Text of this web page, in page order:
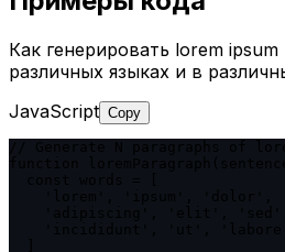
Как генерировать lorem
различных языках и в
JavaScript Copy
'lorem', 'ipsum', 'dolor',
'adipiscing', 'elit',
'incididunt', 'ut',